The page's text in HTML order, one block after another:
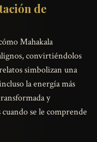
de
Mahakala
convirtiéndolos
simbolizan una
la energía más
y
se le comprende